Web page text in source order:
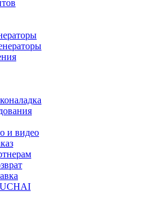
и видео